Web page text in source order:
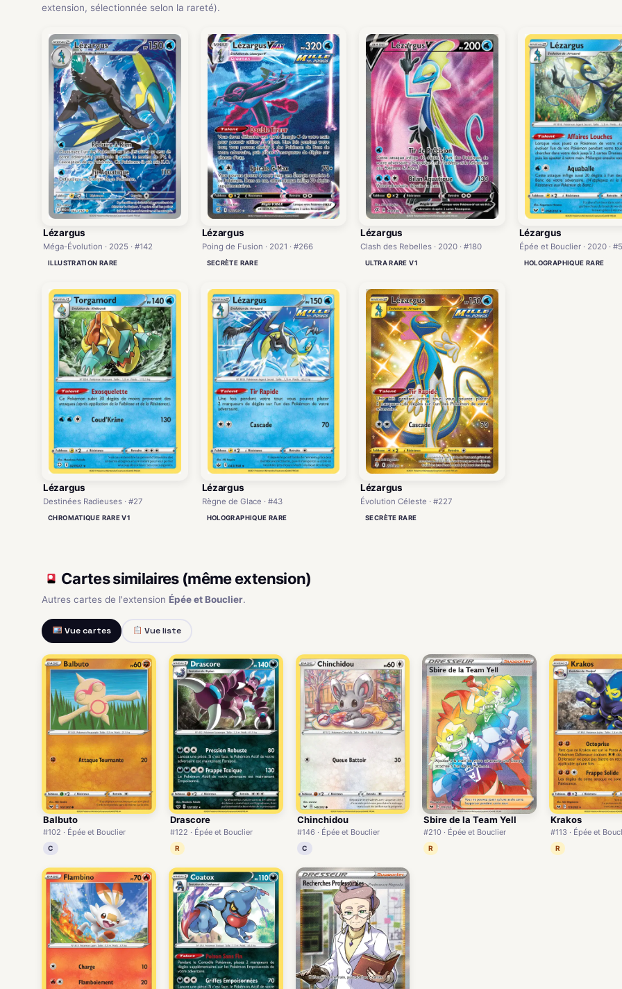
extension, sélectionnée selon la rareté).
Lézargus
Méga-Évolution · 2025 · #142
ILLUSTRATION RARE
Lézargus
Poing de Fusion · 2021 · #266
SECRÈTE RARE
Lézargus
Clash des Rebelles · 2020 · #180
ULTRA RARE V1
Lézargus
Épée et Bouclier · 2020 ·
HOLOGRAPHIQUE RARE
Lézargus
Destinées Radieuses · #27
CHROMATIQUE RARE V1
Lézargus
Règne de Glace · #43
HOLOGRAPHIQUE RARE
Lézargus
Évolution Céleste · #227
SECRÈTE RARE
Cartes similaires (même extension)
Autres cartes de l'extension Épée et Bouclier.
Vue cartes Vue liste
Balbuto
#102 · Épée et Bouclier
C
Drascore
#122 · Épée et Bouclier
R
Chinchidou
#146 · Épée et Bouclier
C
Sbire de la Team Yell
#210 · Épée et Bouclier
R
Krakos
#113 · Épée et
R